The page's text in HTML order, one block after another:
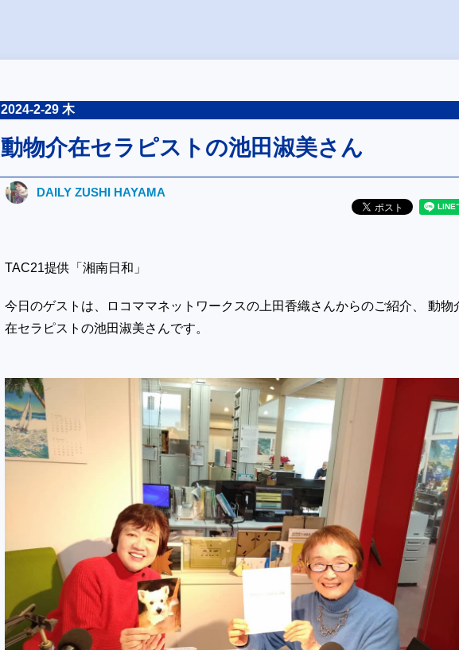
2024-2-29 木
動物介在セラピストの池田淑美さん
DAILY ZUSHI HAYAMA
TAC21提供「湘南日和」
今日のゲストは、ロコママネットワークスの上田香織さんからのご紹介、 動物
在セラピストの池田淑美さんです。